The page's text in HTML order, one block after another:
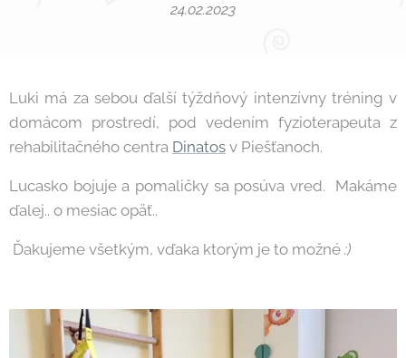
24.02.2023
Luki má za sebou ďalší týždňový intenzívny tréning v
domácom prostredí, pod vedením fyzioterapeuta z
rehabilitačného centra Dinatos v Piešťanoch.
Lucasko bojuje a pomaličky sa posúva vred. Makáme
ďalej.. o mesiac opäť..
Ďakujeme všetkým, vďaka ktorým je to možné :)